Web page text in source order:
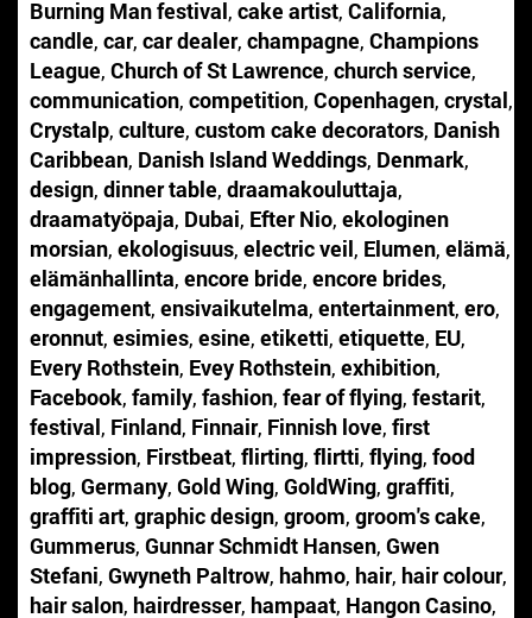
Burning Man festival, cake artist, California,
candle, car, car dealer, champagne, Champions
League, Church of St Lawrence, church service,
communication, competition, Copenhagen, crystal,
Crystalp, culture, custom cake decorators, Danish
Caribbean, Danish Island Weddings, Denmark,
design, dinner table, draamakouluttaja,
draamatyöpaja, Dubai, Efter Nio, ekologinen
morsian, ekologisuus, electric veil, Elumen, elämä,
elämänhallinta, encore bride, encore brides,
engagement, ensivaikutelma, entertainment, ero,
eronnut, esimies, esine, etiketti, etiquette, EU,
Every Rothstein, Evey Rothstein, exhibition,
Facebook, family, fashion, fear of flying, festarit,
festival, Finland, Finnair, Finnish love, first
impression, Firstbeat, flirting, flirtti, flying, food
blog, Germany, Gold Wing, GoldWing, graffiti,
graffiti art, graphic design, groom, groom's cake,
Gummerus, Gunnar Schmidt Hansen, Gwen
Stefani, Gwyneth Paltrow, hahmo, hair, hair colour,
hair salon, hairdresser, hampaat, Hangon Casino,